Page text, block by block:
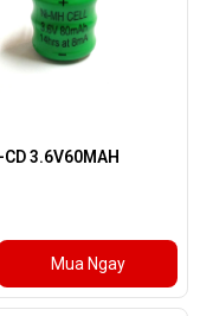
PIN NI-CD 3.6V60MAH
Mua Ngay